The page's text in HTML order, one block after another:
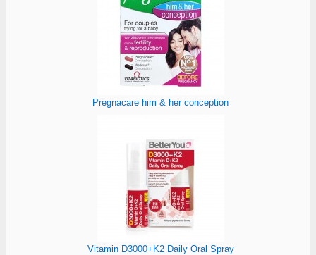
Pregnacare him & her conception
Vitamin D3000+K2 Daily Oral Spray